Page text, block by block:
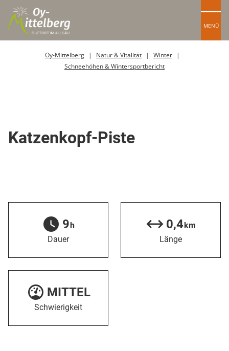
MENÜ
Oy-Mittelberg Natur & Vitalität
Winter
Schneehöhen & Wintersportbericht
Katzenkopf-Piste
9h
Dauer
0,4km
Länge
MITTEL
Schwierigkeit